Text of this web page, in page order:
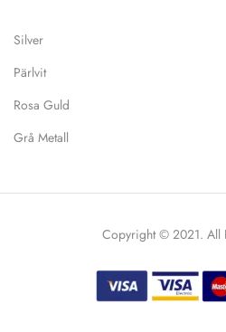
Silver
Pärlvit
Rosa Guld
Grå Metall
Copyright © 2021. All